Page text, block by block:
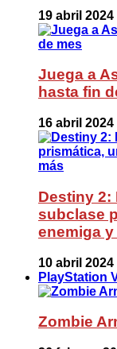
19 abril 2024
Juega a
hasta fin
16 abril 2024
Destiny 2:
subclase
enemiga
10 abril 2024
PlayStation
Zombie